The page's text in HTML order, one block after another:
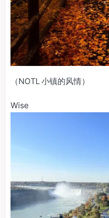
（NOTL 小镇的风情）
Wise